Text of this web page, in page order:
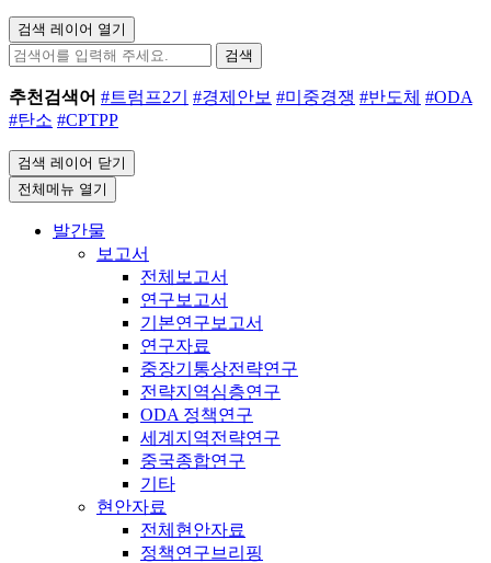
검색 레이어 열기
검색
추천검색어 #트럼프2기 #경제안보 #미중경쟁 #반도체 #ODA
#탄소 #CPTPP
검색 레이어 닫기
전체메뉴 열기
발간물
보고서
전체보고서
연구보고서
기본연구보고서
연구자료
중장기통상전략연구
전략지역심층연구
ODA 정책연구
세계지역전략연구
중국종합연구
기타
현안자료
전체현안자료
정책연구브리핑